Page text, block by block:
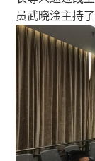
员武晓淦主持了